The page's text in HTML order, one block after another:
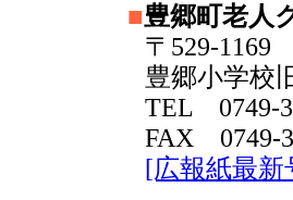
■豊郷町老人
〒529-1169
豊郷小学校
TEL 0749-
FAX 0749-
[広報紙最